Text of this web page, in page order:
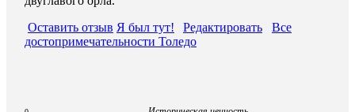
Оставить отзыв Я был тут! Редактировать
Все
достопримечательности Толедо